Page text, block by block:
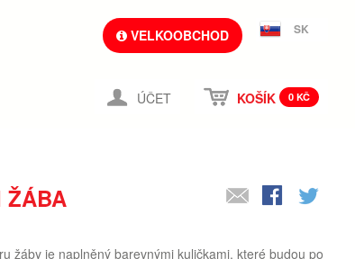
VELKOOBCHOD SK
ÚČET KOŠÍK 0 KČ
ŽÁBA
žáby je naplněný barevnými kuličkami, které budou po